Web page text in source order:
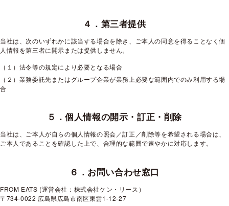
４．第三者提供
当社は、次のいずれかに該当する場合を除き、ご本人の同意を得ることなく個
人情報を第三者に開示または提供しません。
（１）法令等の規定により必要となる場合
（２）業務委託先またはグループ企業が業務上必要な範囲内でのみ利用する場
合
５．個人情報の開示・訂正・削除
当社は、ご本人が自らの個人情報の照会／訂正／削除等を希望される場合は、
ご本人であることを確認した上で、合理的な範囲で速やかに対応します。
６．お問い合わせ窓口
FROM EATS (運営会社：株式会社ケン・リース）
〒734-0022 広島県広島市南区東雲1-12-27